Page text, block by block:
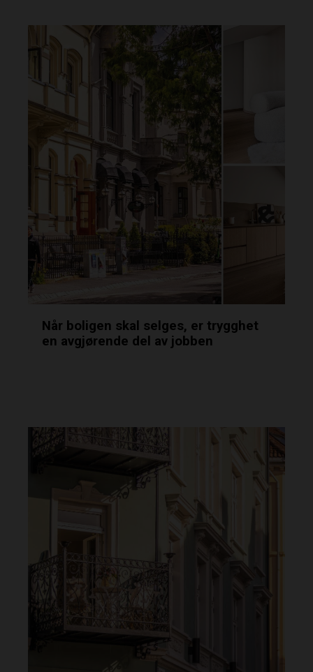
Når boligen skal selges, er trygghet
en avgjørende del av jobben